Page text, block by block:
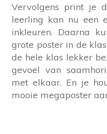
Vervolgens print je
leerling kan nu een
inkleuren. Daarna
grote poster in de
de hele klas lekker
gevoel van
met elkaar. En je
mooie megaposter